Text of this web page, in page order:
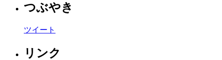
つぶやき
ツイート
リンク